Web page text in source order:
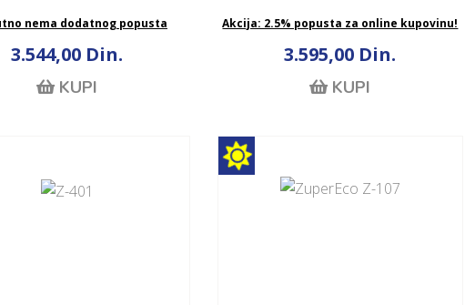
nema dodatnog popusta
3.544,00 Din.
KUPI
Akcija: 2.5% popusta za online kupovinu!
3.595,00 Din.
KUPI